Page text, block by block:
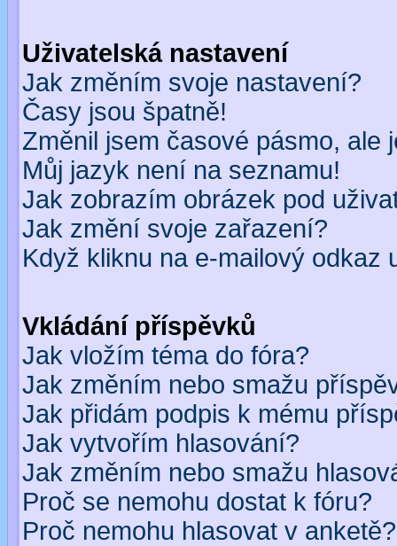
Uživatelská nastavení
Jak změním svoje nastavení?
Časy jsou špatně!
Změnil jsem časové pásmo, ale
Můj jazyk není na seznamu!
Jak zobrazím obrázek pod
Jak změní svoje zařazení?
Když kliknu na e-mailový odkaz
Vkládání příspěvků
Jak vložím téma do fóra?
Jak změním nebo smažu
Jak přidám podpis k mému
Jak vytvořím hlasování?
Jak změním nebo smažu
Proč se nemohu dostat k fóru?
Proč nemohu hlasovat v anketě?